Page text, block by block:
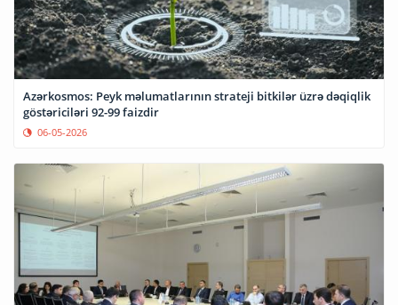
Azərkosmos: Peyk məlumatlarının strateji bitkilər üzrə dəqiqlik
göstəriciləri 92-99 faizdir
06-05-2026